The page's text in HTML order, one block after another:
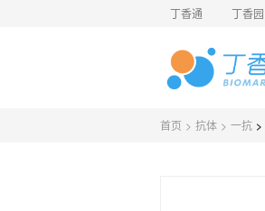
丁香通 丁香园
首页 > 抗体 > 一抗 >